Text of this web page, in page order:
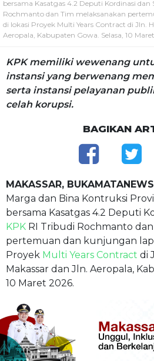
bersama Kasatgas 4.2 Deputi Kordinasi dan
Rochmanto dan Tim melaksanakan
di lokasi Proyek Multi Years Contract di Jln.
Aeropala, Kabupaten Gowa. Selasa, 10
KPK memiliki wewenang
instansi yang berwenang
serta instansi pelayanan
celah korupsi.
BAGIKAN
MAKASSAR, BUKAMATANEWS
Marga dan Bina Kontruksi
bersama Kasatgas 4.2 Deputi
KPK RI Tribudi Rochmanto
pertemuan dan kunjungan
Proyek Multi Years Contract di
Makassar dan Jln. Aeropala,
10 Maret 2026.